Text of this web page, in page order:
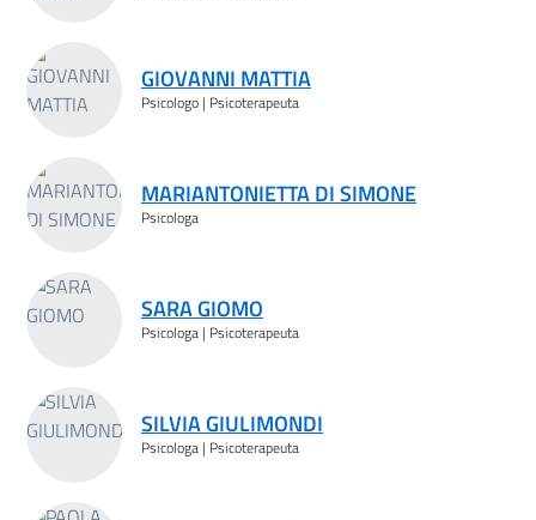
GIOVANNI MATTIA
Psicologo | Psicoterapeuta
MARIANTONIETTA DI SIMONE
Psicologa
SARA GIOMO
Psicologa | Psicoterapeuta
SILVIA GIULIMONDI
Psicologa | Psicoterapeuta